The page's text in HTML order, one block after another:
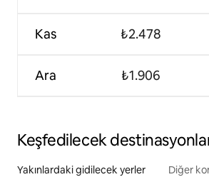
Kas
Ara
₺2.478
₺1.906
Keşfedilecek
Yakınlardaki gidilecek yerler Diğer